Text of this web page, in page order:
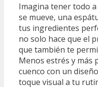
Imagina tener todo
se mueve, una
tus ingredientes
no solo hace que el
que también te
Menos estrés y más
cuenco con un
toque visual a tu